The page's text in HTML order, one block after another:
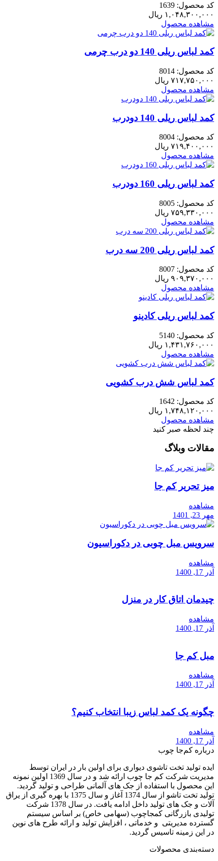
کد محصول: 1639
۱,۰۴۸,۳۰۰,۰۰۰ ریال
مشاهده محصول
کمد لباس ریلی 140 دو درب چرمی
کد محصول: 8014
۷۱۷,۷۵۰,۰۰۰ ریال
مشاهده محصول
کمد لباس ریلی 140 دودرب
کد محصول: 8004
۷۱۹,۴۰۰,۰۰۰ ریال
مشاهده محصول
کمد لباس ریلی 160 دودرب
کد محصول: 8005
۷۵۹,۳۳۰,۰۰۰ ریال
مشاهده محصول
کمد لباس ریلی 200 سه درب
کد محصول: 8007
۹۰۹,۳۷۰,۰۰۰ ریال
مشاهده محصول
کمد لباس ریلی کادینو
کد محصول: 5140
۱,۴۳۱,۷۶۰,۰۰۰ ریال
مشاهده محصول
کمد لباس شش درب کشویی
کد محصول: 1642
۱,۷۴۸,۱۲۰,۰۰۰ ریال
مشاهده محصول
چند لحظه صبر کنید
مقالات وبلاگ
میز تحریر کم جا
مشاهده
مهر 23, 1401
سرویس مبل چوبی در دکوراسیون
مشاهده
آذر 17, 1400
چیدمان اتاق کار در منزل
مشاهده
آذر 17, 1400
مبل کم جا
مشاهده
آذر 17, 1400
چگونه یک کمد لباس زیبا انتخاب کنیم؟
مشاهده
آذر 17, 1400
درباره کم‌جا چوب
ایده تولید تخت تاشوی دیواری برای اولین بار در ایران توسط
مدیریت شرکت کم جا چوب ارائه شد و در سال 1369 اولین نمونه
این محصول با استفاده از جک های آلمانی طراحی و تولید گردید.
تولید تخت تاشو از سال 1374 آغاز و سال 1375 با بهره گیری از یراق
آلات و جک های تولید داخل ادامه یافت. در سال 1378 شرکت
تولیدی بازرگانی کمجاچوب (سهامی خاص) بر اساس سیستم
گسترده مدیریتی و خدماتی ، افزایش تولید و ارائه طرح های نوین
در این زمینه تاسیس گردید.
دسته‌بندی محصولات